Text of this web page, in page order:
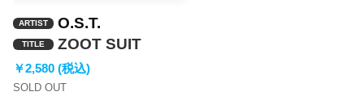
ARTIST O.S.T.
TITLE ZOOT SUIT
￥2,580 (税込)
SOLD OUT